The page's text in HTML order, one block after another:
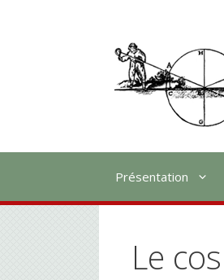
Présentation
Le